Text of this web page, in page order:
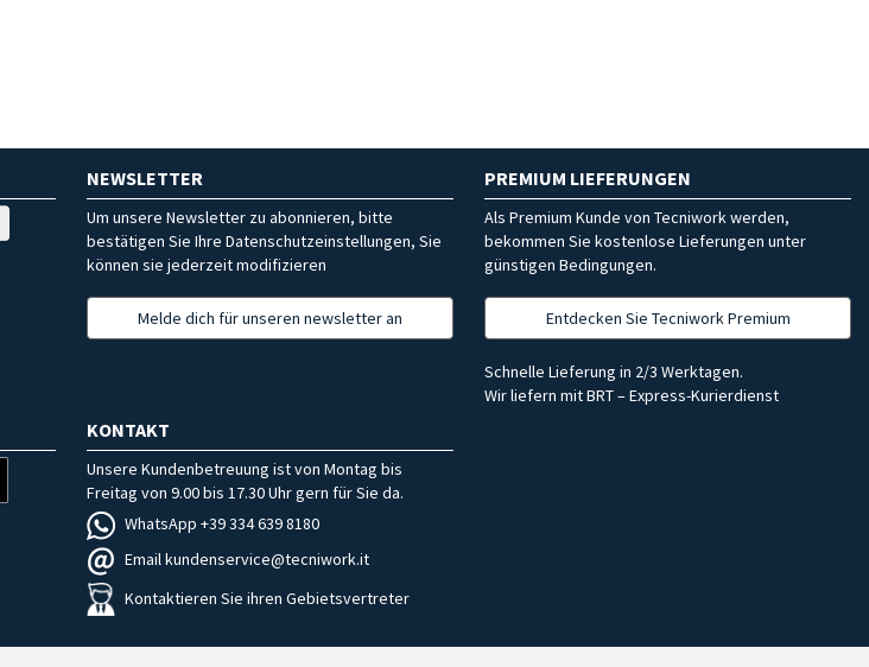
NEWSLETTER
Um unsere Newsletter zu abonnieren, bitte
bestätigen Sie Ihre Datenschutzeinstellungen, Sie
können sie jederzeit modifizieren
Melde dich für unseren newsletter an
PREMIUM LIEFERUNGEN
Als Premium Kunde von Tecniwork werden,
bekommen Sie kostenlose Lieferungen unter
günstigen Bedingungen.
Entdecken Sie Tecniwork Premium
Schnelle Lieferung in 2/3 Werktagen.
Wir liefern mit BRT – Express-Kurierdienst
KONTAKT
Unsere Kundenbetreuung ist von Montag bis
Freitag von 9.00 bis 17.30 Uhr gern für Sie da.
WhatsApp +39 334 639 8180
Email kundenservice@tecniwork.it
Kontaktieren Sie ihren Gebietsvertreter